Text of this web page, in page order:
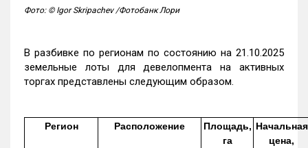
Фото: © Igor Skripachev /Фотобанк Лори
В разбивке по регионам по состоянию на 21.10.2025
земельные лоты для девелопмента на активных
торгах представлены следующим образом.
Регион Расположение
Площадь,
га
Начальная
цена,